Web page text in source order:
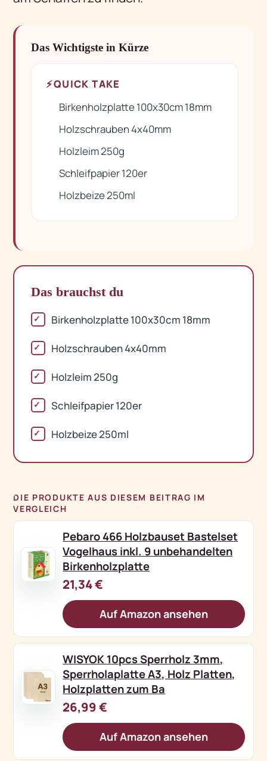
Das Wichtigste in Kürze
⚡QUICK TAKE
Birkenholzplatte 100x30cm 18mm
Holzschrauben 4x40mm
Holzleim 250g
Schleifpapier 120er
Holzbeize 250ml
Das brauchst du
Birkenholzplatte 100x30cm 18mm
Holzschrauben 4x40mm
Holzleim 250g
Schleifpapier 120er
Holzbeize 250ml
DIE PRODUKTE AUS DIESEM BEITRAG IM
VERGLEICH
Pebaro 466 Holzbauset Bastelset
Vogelhaus inkl. 9 unbehandelten
Birkenholzplatte
21,34 €
Auf Amazon ansehen
WISYOK 10pcs Sperrholz 3mm,
Sperrholaplatte A3, Holz Platten,
Holzplatten zum Ba
26,99 €
Auf Amazon ansehen